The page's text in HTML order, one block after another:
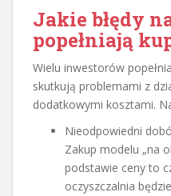
Jakie błędy
popełniają
Wielu inwestorów
skutkują problemami z
dodatkowymi kosztami.
Nieodpowiedni
Zakup modelu „na
podstawie ceny to
oczyszczalnia